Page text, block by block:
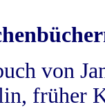
von
früher